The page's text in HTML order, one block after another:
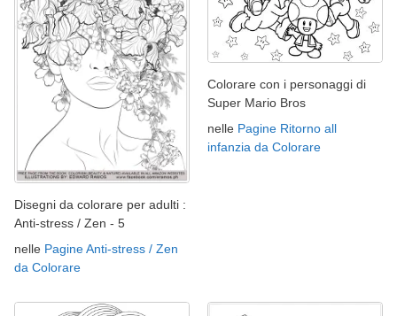
Disegni da colorare per adulti :
Anti-stress / Zen - 5
nelle Pagine Anti-stress / Zen
da Colorare
Colorare con i personaggi di
Super Mario Bros
nelle Pagine Ritorno all
infanzia da Colorare